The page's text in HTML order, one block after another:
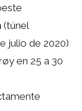
(túnel
julio de 2020)
en 25 a 30